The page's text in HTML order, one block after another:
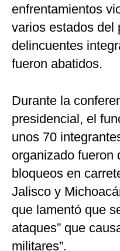
enfrentamientos
varios estados del
delincuentes
fueron abatidos.
Durante la
presidencial, el
unos 70
organizado fueron
bloqueos en
Jalisco y
que lamentó que
ataques” que
militares”.